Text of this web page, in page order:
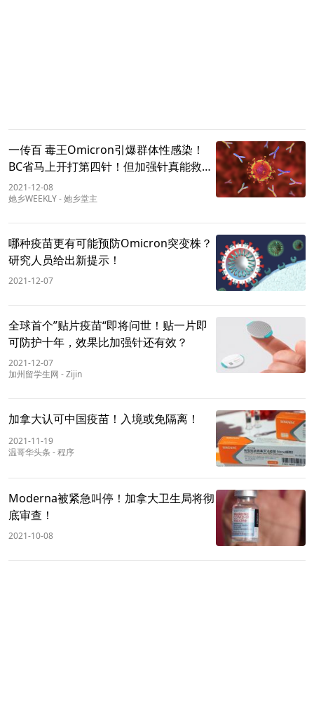
一传百 毒王Omicron引爆群体性感染！
BC省马上开打第四针！但加强针真能救世
界？
2021-12-08
她乡WEEKLY-她乡堂主
哪种疫苗更有可能预防Omicron突变株？
研究人员给出新提示！
2021-12-07
全球首个”贴片疫苗“即将问世！贴一片即
可防护十年，效果比加强针还有效？
2021-12-07
加州留学生网 -Zijin
加拿大认可中国疫苗！入境或免隔离！
2021-11-19
温哥华头条 -程序
Moderna被紧急叫停！加拿大卫生局将彻
底审查！
2021-10-08